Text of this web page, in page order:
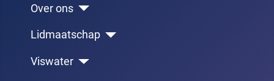
Over ons
Lidmaatschap
Viswater